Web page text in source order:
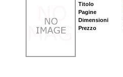
Titolo
Pagine
Dimensioni
Prezzo